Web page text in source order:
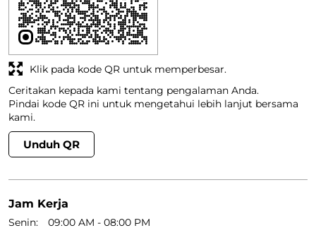
Ceritakan kepada kami tentang pengalaman Anda.
Pindai kode QR ini untuk mengetahui lebih lanjut bersama
kami.
Unduh QR
Klik pada kode QR untuk memperbesar.
Jam Kerja
Senin 09:00 AM - 08:00 PM